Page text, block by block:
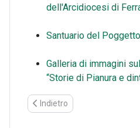
dell'Arcidiocesi di
Santuario del
Galleria di immagini
“Storie di Pianura e
Articolo precedente: S.
Indietro